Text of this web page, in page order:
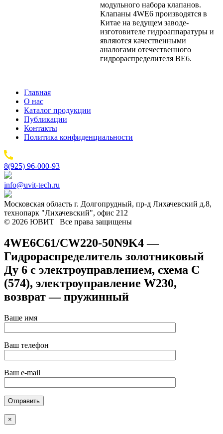
модульного набора клапанов.
Клапаны 4WE6 производятся в
Китае на ведущем заводе-
изготовителе гидроаппаратуры и
являются качественными
аналогами отечественного
гидрораспределителя ВЕ6.
Главная
О нас
Каталог продукции
Публикации
Контакты
Политика конфиденциальности
8(925) 96-000-93
info@uvit-tech.ru
Московская область г. Долгопрудный, пр-д Лихачевский д.8,
технопарк "Лихачевский", офис 212
© 2026 ЮВИТ | Все права защищены
4WE6C61/CW220-50N9K4 —
Гидрораспределитель золотниковый
Ду 6 с электроуправлением, схема C
(574), электроуправление W230,
возврат — пружинный
Ваше имя
Ваш телефон
Ваш e-mail
×